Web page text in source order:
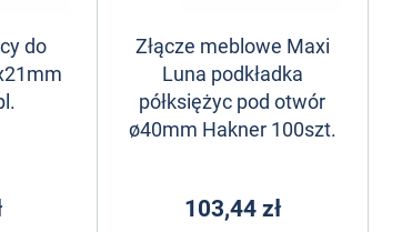
do
Złącze meblowe Maxi
Luna podkładka
półksiężyc pod otwór
ø40mm Hakner 100szt.
103,44 zł